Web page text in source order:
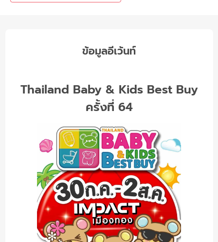
ข้อมูลอีเว้นท์
Thailand Baby & Kids Best Buy
ครั้งที่ 64